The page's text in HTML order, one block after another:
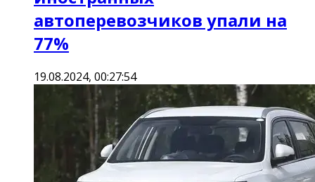
автоперевозчиков упали на
77%
19.08.2024, 00:27:54